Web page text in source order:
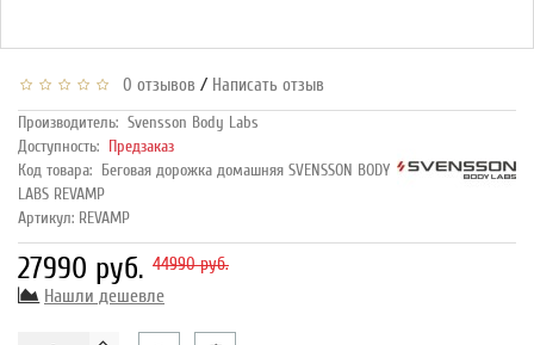
0 отзывов / Написать отзыв
Производитель: Svensson Body Labs
Доступность: Предзаказ
Код товара: Беговая дорожка домашняя SVENSSON BODY
LABS REVAMP
Артикул: REVAMP
27990 руб. 44990 руб.
Нашли дешевле